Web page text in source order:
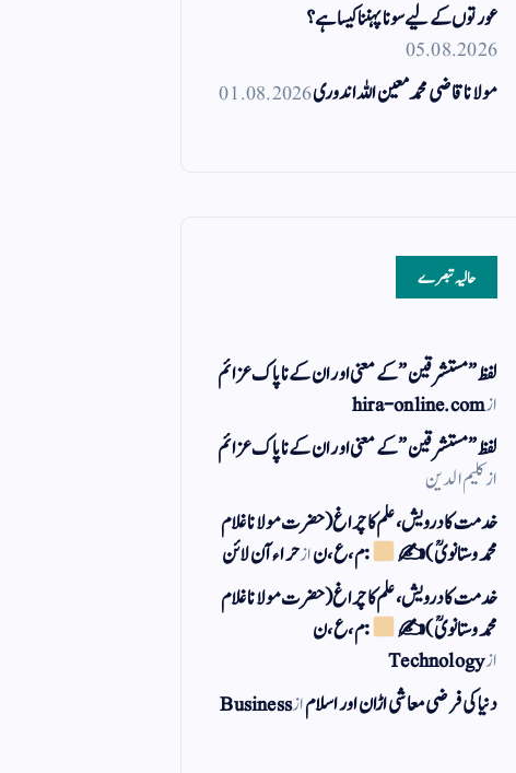
عورتوں کے لیے سونا پہننا کیسا ہے؟
05.08.2026
مولانا قاضی محمد معین اللہ اندوری01.08.2026
حالیہ تبصرے
لفظ ” مستشرقین ” کے معنی اور ان کے نا پاک عزائم
ازhira-online.com
لفظ ” مستشرقین ” کے معنی اور ان کے نا پاک عزائم
ازکلیم الدین
خدمت کا درویش، علم کا چراغ(حضرت مولانا غلام
محمد وستانویؒ)✍
: م ، ع ، نازحراء آن لائن
خدمت کا درویش، علم کا چراغ(حضرت مولانا غلام
محمد وستانویؒ)✍
: م ، ع ، ن
ازTechnology
دنیا کی فرضی معاشی اڑان اور اسلامازBusiness